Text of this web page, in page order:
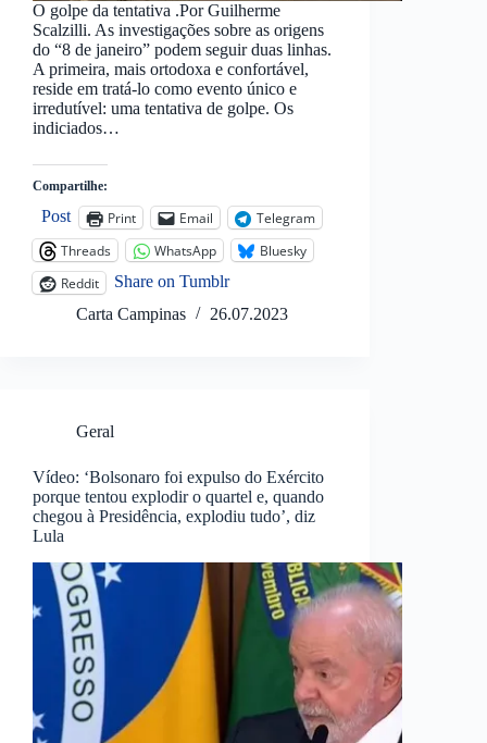
O golpe da tentativa .Por Guilherme
Scalzilli. As investigações sobre as origens
do “8 de janeiro” podem seguir duas linhas.
A primeira, mais ortodoxa e confortável,
reside em tratá-lo como evento único e
irredutível: uma tentativa de golpe. Os
indiciados…
Compartilhe:
Post Print Email
Telegram
Threads
WhatsApp
Bluesky
Reddit
Share on Tumblr
Carta Campinas
26.07.2023
Geral
Vídeo: ‘Bolsonaro foi expulso do Exército
porque tentou explodir o quartel e, quando
chegou à Presidência, explodiu tudo’, diz
Lula